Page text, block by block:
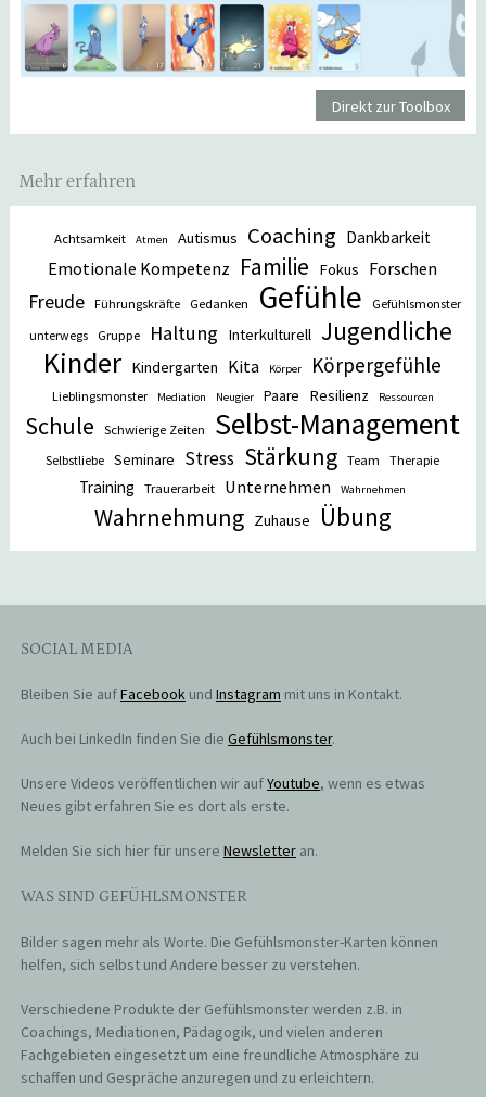
Direkt zur Toolbox
Mehr erfahren
Achtsamkeit Atmen Autismus Coaching Dankbarkeit
Emotionale Kompetenz Familie Fokus Forschen
Freude Führungskräfte Gedanken Gefühle
Gefühlsmonster
unterwegs
Gruppe Haltung Interkulturell Jugendliche
Kinder Kindergarten Kita Körper Körpergefühle
Lieblingsmonster Mediation Neugier Paare Resilienz Ressourcen
Schule Schwierige Zeiten Selbst-Management
Selbstliebe Seminare Stress Stärkung Team Therapie
Training Trauerarbeit Unternehmen Wahrnehmen
Wahrnehmung Zuhause Übung
SOCIAL MEDIA
Bleiben Sie aufFacebookund Instagram mit uns in Kontakt.
Auch bei LinkedIn finden Sie die Gefühlsmonster.
Unsere Videos veröffentlichen wir aufYoutube, wenn es etwas
Neues gibt erfahren Sie es dort als erste.
Melden Sie sich hier für unsere Newsletteran.
WAS SIND GEFÜHLSMONSTER
Bilder sagen mehr als Worte. Die Gefühlsmonster-Karten können
helfen, sich selbst und Andere besser zu verstehen.
Verschiedene Produkte der Gefühlsmonster werden z.B. in
Coachings, Mediationen, Pädagogik, und vielen anderen
Fachgebieten eingesetzt um eine freundliche Atmosphäre zu
schaffen und Gespräche anzuregen und zu erleichtern.